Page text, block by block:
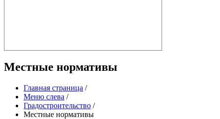
Местные нормативы
Главная страница /
Меню слева /
Градостроительство /
Местные нормативы